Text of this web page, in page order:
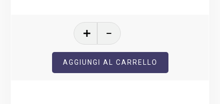
Trolley
Medio
AGGIUNGI AL CARRELLO